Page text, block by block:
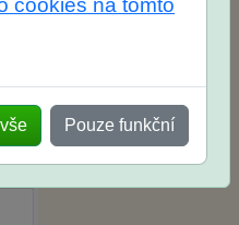
cookies na tomto
Pouze funkční